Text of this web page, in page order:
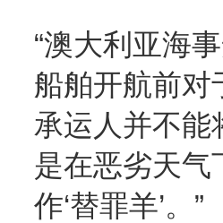
“澳大利亚海
船舶开航前对
承运人并不能
是在恶劣天气
作‘替罪羊’。”